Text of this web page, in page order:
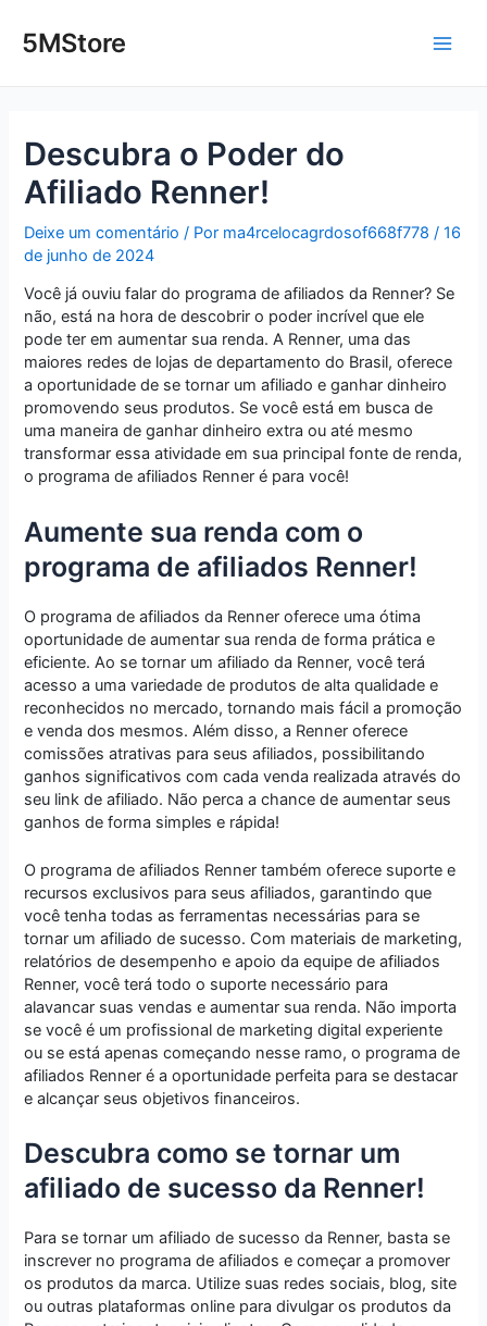
para5MStore
Descubra o Poder do
Afiliado Renner!
Deixe um comentário / Por ma4rcelocagrdosof668f778/16
de junho de 2024
Você já ouviu falar do programa de afiliados da Renner? Se
não, está na hora de descobrir o poder incrível que ele
pode ter em aumentar sua renda. A Renner, uma das
maiores redes de lojas de departamento do Brasil, oferece
a oportunidade de se tornar um afiliado e ganhar dinheiro
promovendo seus produtos. Se você está em busca de
uma maneira de ganhar dinheiro extra ou até mesmo
transformar essa atividade em sua principal fonte de renda,
o programa de afiliados Renner é para você!
Aumente sua renda com o
programa de afiliados Renner!
O programa de afiliados da Renner oferece uma ótima
oportunidade de aumentar sua renda de forma prática e
eficiente. Ao se tornar um afiliado da Renner, você terá
acesso a uma variedade de produtos de alta qualidade e
reconhecidos no mercado, tornando mais fácil a promoção
e venda dos mesmos. Além disso, a Renner oferece
comissões atrativas para seus afiliados, possibilitando
ganhos significativos com cada venda realizada através do
seu link de afiliado. Não perca a chance de aumentar seus
ganhos de forma simples e rápida!
O programa de afiliados Renner também oferece suporte e
recursos exclusivos para seus afiliados, garantindo que
você tenha todas as ferramentas necessárias para se
tornar um afiliado de sucesso. Com materiais de marketing,
relatórios de desempenho e apoio da equipe de afiliados
Renner, você terá todo o suporte necessário para
alavancar suas vendas e aumentar sua renda. Não importa
se você é um profissional de marketing digital experiente
ou se está apenas começando nesse ramo, o programa de
afiliados Renner é a oportunidade perfeita para se destacar
e alcançar seus objetivos financeiros.
Descubra como se tornar um
afiliado de sucesso da Renner!
Para se tornar um afiliado de sucesso da Renner, basta se
inscrever no programa de afiliados e começar a promover
os produtos da marca. Utilize suas redes sociais, blog, site
ou outras plataformas online para divulgar os produtos da
navigation